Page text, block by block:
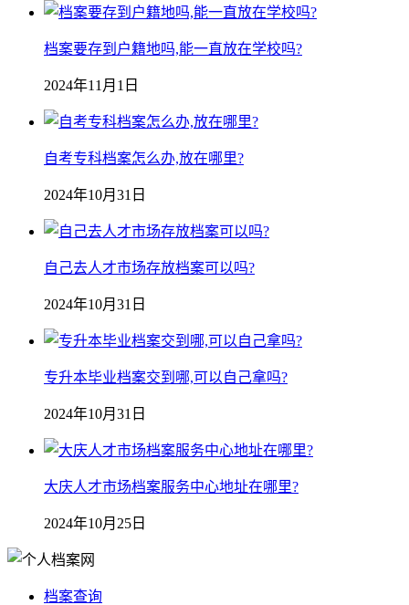
档案要存到户籍地吗,能一直放在学校吗?
2024年11月1日
自考专科档案怎么办,放在哪里?
2024年10月31日
自己去人才市场存放档案可以吗?
2024年10月31日
专升本毕业档案交到哪,可以自己拿吗?
2024年10月31日
大庆人才市场档案服务中心地址在哪里?
2024年10月25日
档案查询